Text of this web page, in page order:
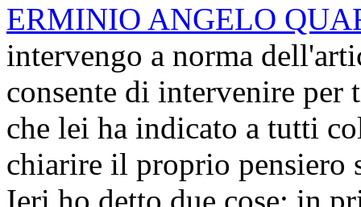
ERMINIO ANGELO
intervengo a norma
consente di intervenire per
che lei ha indicato a tutti
chiarire il proprio pensiero
Ieri ho detto due cose: in